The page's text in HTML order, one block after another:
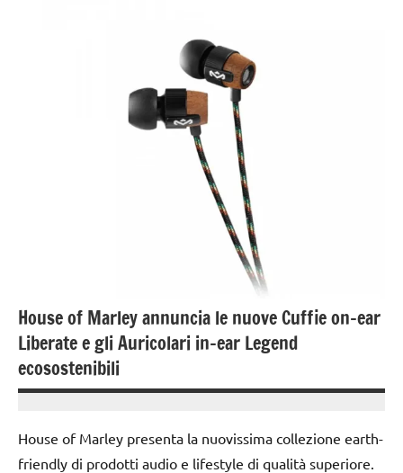
House of Marley annuncia le nuove Cuffie on-ear
Liberate e gli Auricolari in-ear Legend
ecosostenibili
Novembre
2016
Bassanelli
House of Marley presenta la nuovissima collezione earth-
friendly di prodotti audio e lifestyle di qualità superiore.